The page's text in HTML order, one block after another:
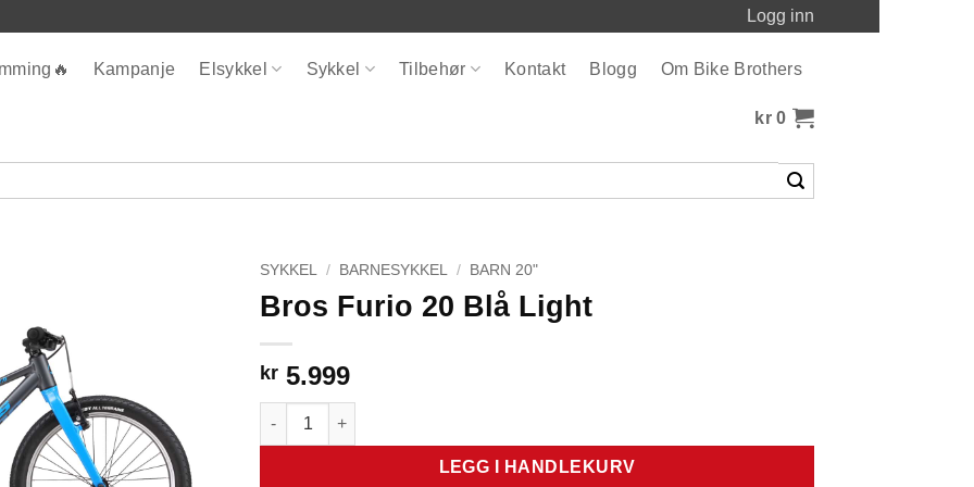
Logg inn
Kampanje Elsykkel Sykkel Tilbehør Kontakt Blogg Om Bike Brothers
kr 0
SYKKEL / BARNESYKKEL / BARN 20"
Bros Furio 20 Blå Light
kr 5.999
Bros Furio 20 Blå Light antall
LEGG I HANDLEKURV